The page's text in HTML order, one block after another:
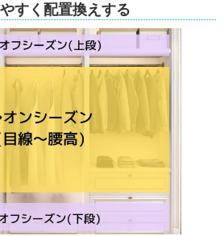
すく配置換えする